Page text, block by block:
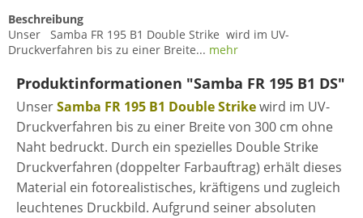
Beschreibung
Unser Samba FR 195 B1 Double Strike wird im UV-
Druckverfahren bis zu einer Breite... mehr
Produktinformationen "Samba FR 195 B1 DS"
UnserSamba FR 195 B1 Double Strikewird im UV-
Druckverfahren bis zu einer Breite von 300 cm ohne
Naht bedruckt. Durch ein spezielles Double Strike
Druckverfahren (doppelter Farbauftrag) erhält dieses
Material ein fotorealistisches, kräftigens und zugleich
leuchtenes Druckbild. Aufgrund seiner absoluten